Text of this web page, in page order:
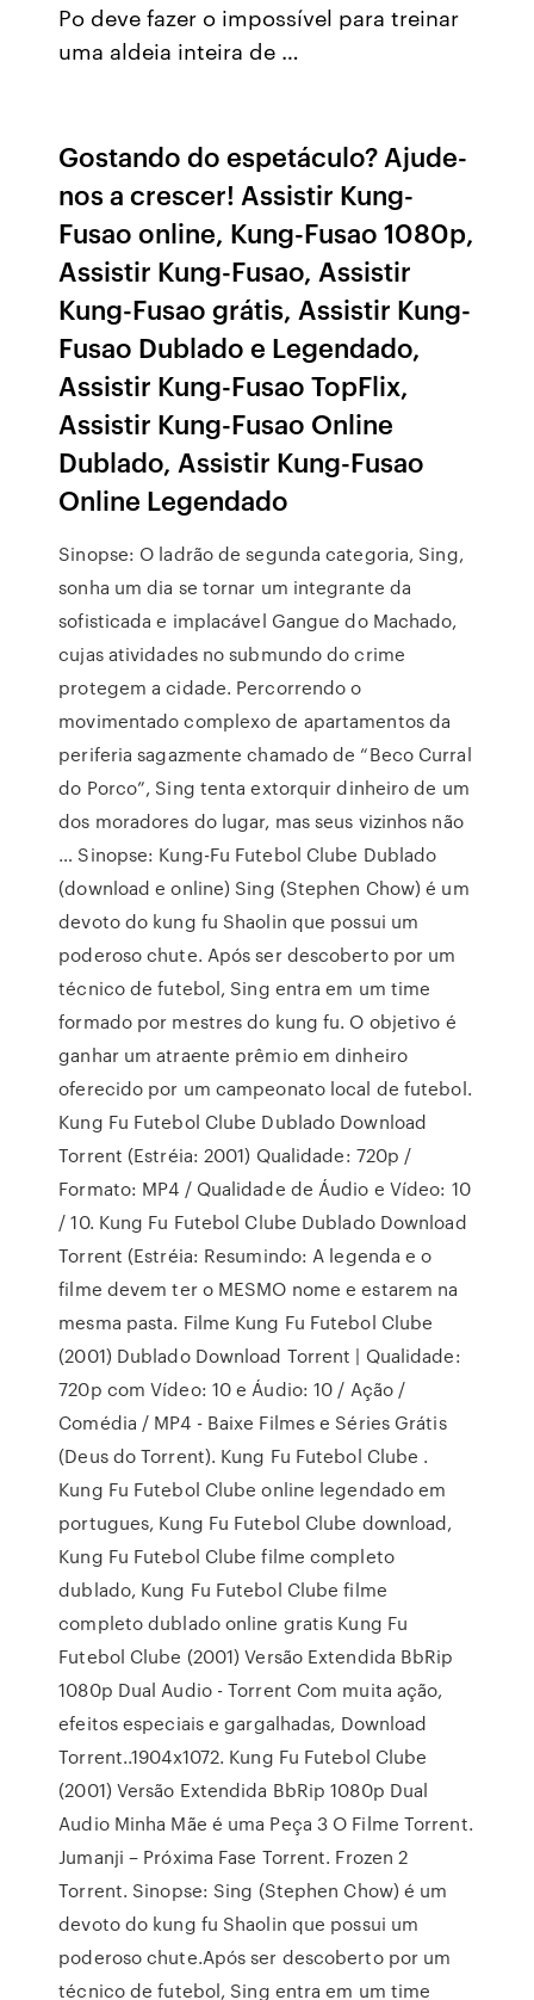
Po deve fazer o impossível para treinar
uma aldeia inteira de …
Gostando do espetáculo? Ajude-
nos a crescer! Assistir Kung-
Fusao online, Kung-Fusao 1080p,
Assistir Kung-Fusao, Assistir
Kung-Fusao grátis, Assistir Kung-
Fusao Dublado e Legendado,
Assistir Kung-Fusao TopFlix,
Assistir Kung-Fusao Online
Dublado, Assistir Kung-Fusao
Online Legendado
Sinopse: O ladrão de segunda categoria, Sing,
sonha um dia se tornar um integrante da
sofisticada e implacável Gangue do Machado,
cujas atividades no submundo do crime
protegem a cidade. Percorrendo o
movimentado complexo de apartamentos da
periferia sagazmente chamado de “Beco Curral
do Porco”, Sing tenta extorquir dinheiro de um
dos moradores do lugar, mas seus vizinhos não
… Sinopse: Kung-Fu Futebol Clube Dublado
(download e online) Sing (Stephen Chow) é um
devoto do kung fu Shaolin que possui um
poderoso chute. Após ser descoberto por um
técnico de futebol, Sing entra em um time
formado por mestres do kung fu. O objetivo é
ganhar um atraente prêmio em dinheiro
oferecido por um campeonato local de futebol.
Kung Fu Futebol Clube Dublado Download
Torrent (Estréia: 2001) Qualidade: 720p /
Formato: MP4 / Qualidade de Áudio e Vídeo: 10
/ 10. Kung Fu Futebol Clube Dublado Download
Torrent (Estréia: Resumindo: A legenda e o
filme devem ter o MESMO nome e estarem na
mesma pasta. Filme Kung Fu Futebol Clube
(2001) Dublado Download Torrent | Qualidade:
720p com Vídeo: 10 e Áudio: 10 / Ação /
Comédia / MP4 - Baixe Filmes e Séries Grátis
(Deus do Torrent). Kung Fu Futebol Clube .
Kung Fu Futebol Clube online legendado em
portugues, Kung Fu Futebol Clube download,
Kung Fu Futebol Clube filme completo
dublado, Kung Fu Futebol Clube filme
completo dublado online gratis Kung Fu
Futebol Clube (2001) Versão Extendida BbRip
1080p Dual Audio - Torrent Com muita ação,
efeitos especiais e gargalhadas, Download
Torrent..1904x1072. Kung Fu Futebol Clube
(2001) Versão Extendida BbRip 1080p Dual
Audio Minha Mãe é uma Peça 3 O Filme Torrent.
Jumanji – Próxima Fase Torrent. Frozen 2
Torrent. Sinopse: Sing (Stephen Chow) é um
devoto do kung fu Shaolin que possui um
poderoso chute.Após ser descoberto por um
técnico de futebol, Sing entra em um time